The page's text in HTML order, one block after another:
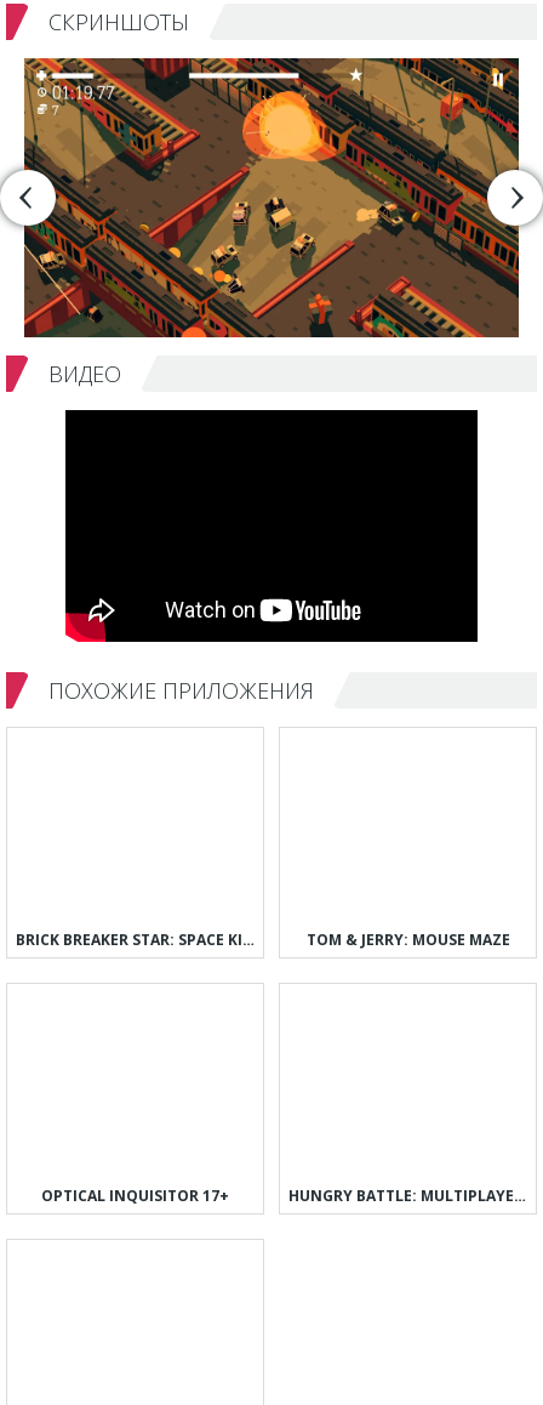
СКРИНШОТЫ
ВИДЕО
ПОХОЖИЕ ПРИЛОЖЕНИЯ
BRICK BREAKER STAR: SPACE KING TOM & JERRY: MOUSE MAZE
OPTICAL INQUISITOR 17+ HUNGRY BATTLE: MULTIPLAYER PVP